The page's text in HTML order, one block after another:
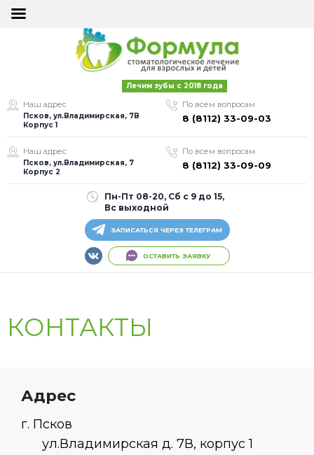
ОСТАВИТЬ
ЗАЯВКУ
Я согласен на
обработку моих
персональных
данных
Лечим зубы с 2018 года
Наш адрес
Псков, ул.Владимирская, 7В
Корпус 1
По всем вопросам
8 (8112) 33-09-03
Наш адрес
Псков, ул.Владимирская, 7
Корпус 2
По всем вопросам
8 (8112) 33-09-09
Пн-Пт 08-20, Сб с 9 до 15,
Вс выходной
ЗАПИСАТЬСЯ ЧЕРЕЗ ТЕЛЕГРАМ
ОСТАВИТЬ ЗАЯВКУ
ОСТАВИТЬ
ЗАЯВКУ
Я согласен на
обработку моих
персональных
данных
КОНТАКТЫ
Адрес
г. Псков
ул.Владимирская д. 7В, корпус 1